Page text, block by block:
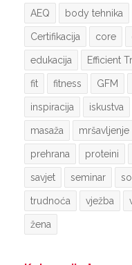
AEQ body tehnika
Certifikacija core
edukacija Efficient
fit fitness GFM
inspiracija iskustva
masaža mršavljenje
prehrana proteini
savjet seminar
trudnoća vježba
žena